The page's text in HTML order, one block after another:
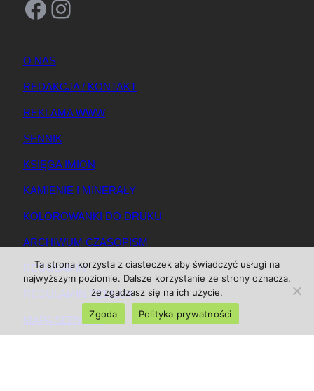
Facebook Instagram
O NAS
REDAKCJA / KONTAKT
REKLAMA WWW
SENNIK
KSIĘGA IMION
KAMIENIE I MINERAŁY
KOLOROWANKI DO DRUKU
ARCHIWUM CZASOPISM
REGULAMIN
REGULAMIN REKLAM
MAPA SERWISU
Ta strona korzysta z ciasteczek aby świadczyć usługi na
najwyższym poziomie. Dalsze korzystanie ze strony oznacza,
że zgadzasz się na ich użycie.
Zgoda
Polityka prywatności